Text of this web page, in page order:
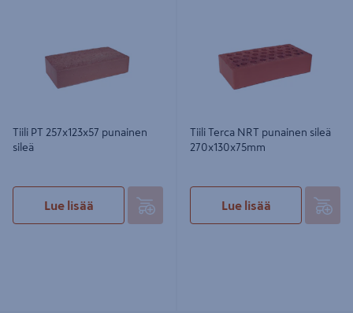
Tiili PT 257x123x57 punainen
sileä
Lue lisää
Tiili Terca NRT punainen sileä
270x130x75mm
Lue lisää